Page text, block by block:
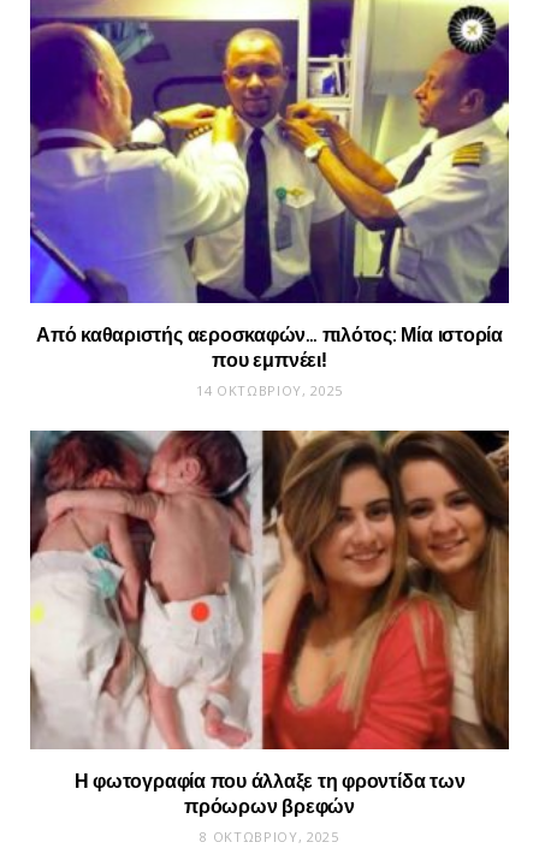
Από καθαριστής αεροσκαφών… πιλότος: Μία ιστορία
που εμπνέει!
14 ΟΚΤΩΒΡΊΟΥ, 2025
Η φωτογραφία που άλλαξε τη φροντίδα των
πρόωρων βρεφών
8 ΟΚΤΩΒΡΊΟΥ, 2025